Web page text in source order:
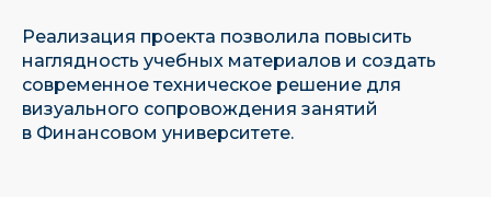
Реализация проекта позволила повысить
наглядность учебных материалов и создать
современное техническое решение для
визуального сопровождения занятий
в Финансовом университете.
Имеем собственную научно-
исследовательскую базу